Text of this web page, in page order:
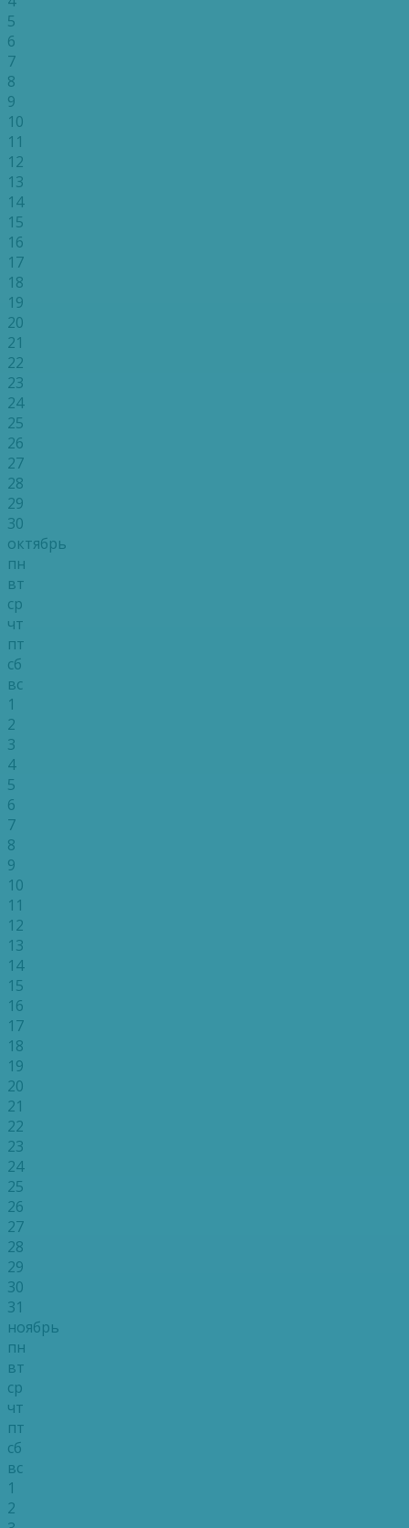
5
6
7
8
9
10
11
12
13
14
15
16
17
18
19
20
21
22
23
24
25
26
27
28
29
30
октябрь
пн
вт
ср
чт
пт
сб
вс
1
2
3
4
5
6
7
8
9
10
11
12
13
14
15
16
17
18
19
20
21
22
23
24
25
26
27
28
29
30
31
ноябрь
пн
вт
ср
чт
пт
сб
вс
1
2